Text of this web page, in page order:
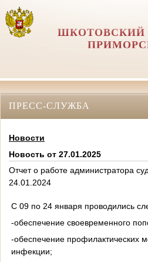
ШКОТОВСКИЙ
ПРЕСС-СЛУЖБА
Новости
Новость от 27.01.2025
Отчет о работе администратора
24.01.2024
С 09 по 24 января проводились
-обеспечение своевременного
-обеспечение профилактических
инфекции;